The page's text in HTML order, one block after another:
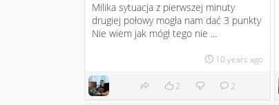
Milika sytuacja z pierwszej minuty
drugiej połowy mogła nam dać 3 punkty
Nie wiem jak mógł tego nie ...
10 years ago
2 2